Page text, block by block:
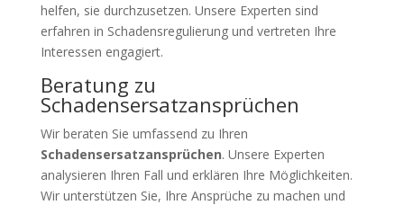
helfen, sie durchzusetzen. Unsere Experten sind
erfahren in Schadensregulierung und vertreten Ihre
Interessen engagiert.
Beratung zu
Schadensersatzansprüchen
Wir beraten Sie umfassend zu Ihren
Schadensersatzansprüchen. Unsere Experten
analysieren Ihren Fall und erklären Ihre Möglichkeiten.
Wir unterstützen Sie, Ihre Ansprüche zu machen und